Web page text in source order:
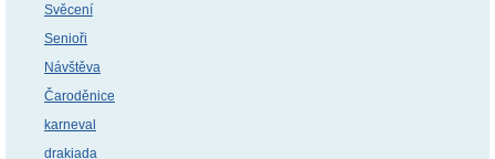
Svěcení
Senioři
Návštěva
Čaroděnice
karneval
drakiada